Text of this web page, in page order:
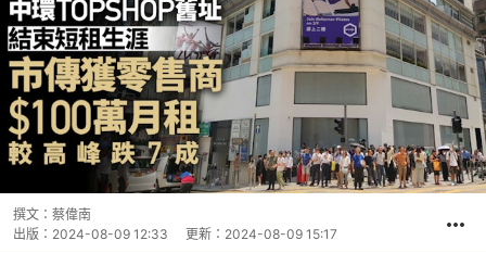
撰文： 蔡偉南
出版： 2024-08-09 12:33 更新： 2024-08-09 15:17